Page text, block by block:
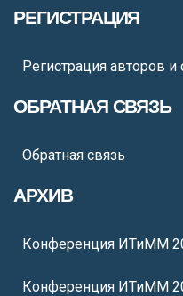
РЕГИСТРАЦИЯ
Регистрация авторов и
ОБРАТНАЯ СВЯЗЬ
Обратная связь
АРХИВ
Конференция ИТиММ
Конференция ИТиММ